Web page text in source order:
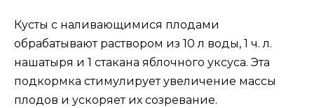
Кусты с наливающимися плодами
обрабатывают раствором из 10 л воды, 1 ч. л.
нашатыря и 1 стакана яблочного уксуса. Эта
подкормка стимулирует увеличение массы
плодов и ускоряет их созревание.